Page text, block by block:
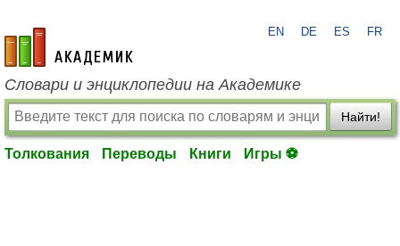
academic.ru
EN DE ES FR
Словари и энциклопедии на Академике
Найти!
Толкования Переводы Книги Игры ⚽